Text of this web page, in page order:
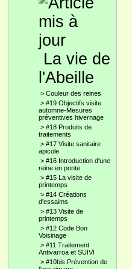
La vie de
l'Abeille
> Couleur des reines
> #19 Objectifs visite
automne-Mesures
préventives hivernage
> #18 Produits de
traitements
> #17 Visite sanitaire
apicole
> #16 Introduction d'une
reine en ponte
> #15 La visite de
printemps
> #14 Créations
d'essaims
> #13 Visite de
printemps
> #12 Code Bon
Voisinage
> #11 Traitement
Antivarroa et SUIVI
> #10bis Prévention de